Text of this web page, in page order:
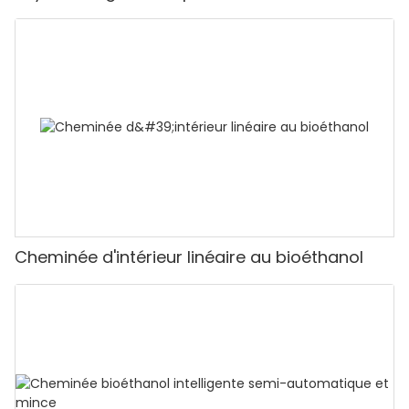
Cheminée d'intérieur linéaire au bioéthanol